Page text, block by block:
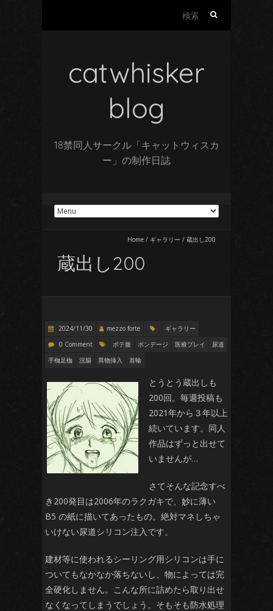
catwhisker
blog
18禁同人サークル「キャットウィスカ
ー」の制作日誌
Home / ギャラリー / 蔵出し200
蔵出し200
2024/11/30 mezzo forte
ギャラリー
0 Comment
ボテ腹 ボンデージ 医療プレイ
尿道
手枷足枷
浣腸 異物挿入 首輪
とうとう蔵出しも
200回。毎週投稿も
2021年から３年以上
続いています。同人
作品はずっと出せて
いませんが…
さてそんな記念すべ
き200発目は2006年のラクガキで、妙に薄い
B5 の紙に描いてあったもの。絶対マネしちゃ
いけない尿道シリコン注入です。
建材等に使われるシーリング用シリコンは手に
ついてもなかなか落ちないし、物によっては完
全硬化しません。こんな所に詰めたら取り出せ
なくなってしまうでしょう。そもそも防水処理